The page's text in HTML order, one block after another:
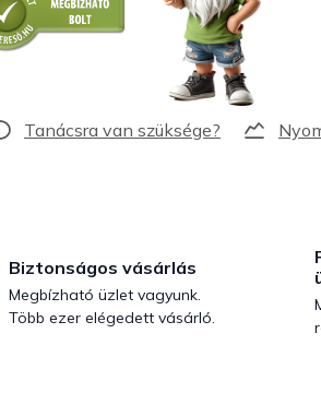
Biztonságos vásárlás
Megbízható üzlet vagyunk.
Több ezer elégedett vásárló.